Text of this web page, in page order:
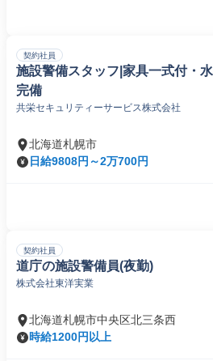
契約社員
施設警備スタッフ|家具一式付・
完備
共栄セキュリティーサービス株式会社
北海道札幌市
日給9808円～2万700円
契約社員
道庁の施設警備員(夜勤)
株式会社東洋実業
北海道札幌市中央区北三条西
時給1200円以上